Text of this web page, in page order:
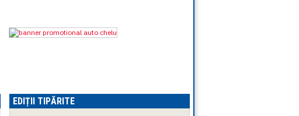
EDIȚII TIPĂRITE